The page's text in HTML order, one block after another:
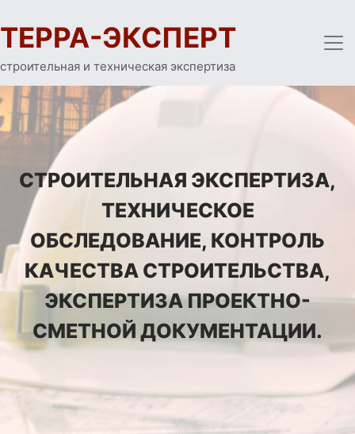
ТЕРРА-ЭКСПЕРТ
строительная и техническая экспертиза
СТРОИТЕЛЬНАЯ ЭКСПЕРТИЗА,
ТЕХНИЧЕСКОЕ
ОБСЛЕДОВАНИЕ, КОНТРОЛЬ
КАЧЕСТВА СТРОИТЕЛЬСТВА,
ЭКСПЕРТИЗА ПРОЕКТНО-
СМЕТНОЙ ДОКУМЕНТАЦИИ.